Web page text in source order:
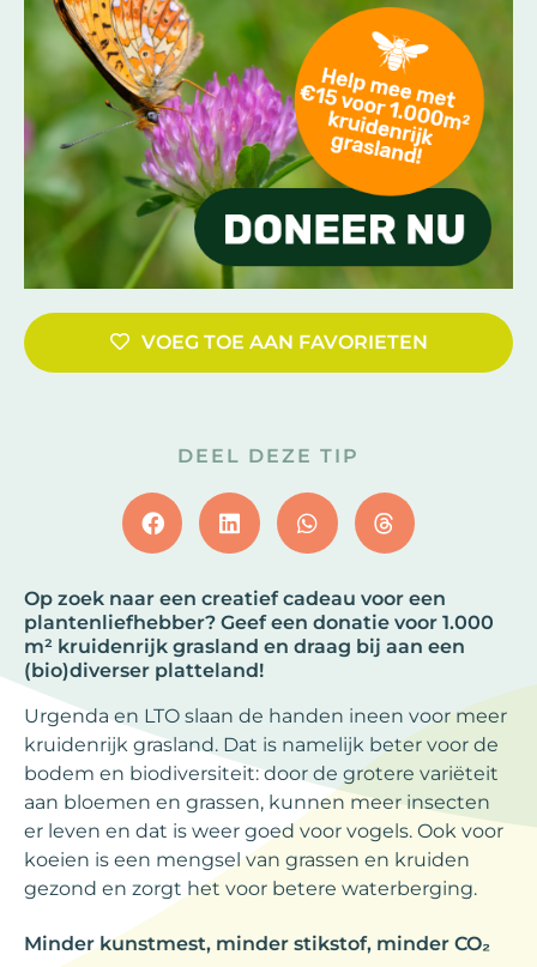
Op zoek naar een creatief cadeau voor een
plantenliefhebber? Geef een donatie voor 1.000
m² kruidenrijk grasland en draag bij aan een
(bio)diverser platteland!
Urgenda en LTO slaan de handen ineen voor meer
kruidenrijk grasland. Dat is namelijk beter voor de
bodem en biodiversiteit: door de grotere variëteit
aan bloemen en grassen, kunnen meer insecten
er leven en dat is weer goed voor vogels. Ook voor
koeien is een mengsel van grassen en kruiden
gezond en zorgt het voor betere waterberging.
Minder kunstmest, minder stikstof, minder CO₂
VOEG TOE AAN FAVORIETEN
DEEL DEZE TIP